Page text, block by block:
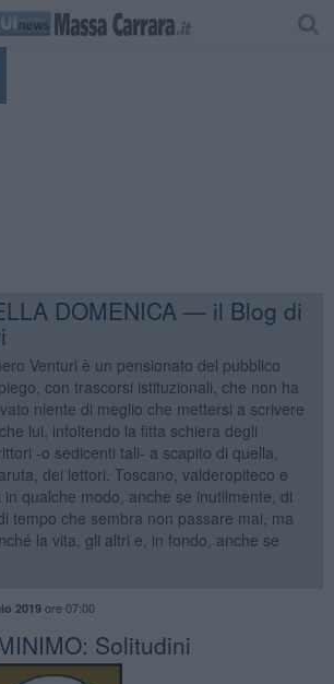
DOMENICA — il Blog di
Venturi è un pensionato del pubblico
con trascorsi istituzionali, che non ha
niente di meglio che mettersi a scrivere
lui, infoltendo la fitta schiera degli
-o sedicenti tali- a scapito di quella,
dei lettori. Toscano, valderopiteco e
qualche modo, anche se inutilmente, di
tempo che sembra non passare mai, ma
la vita, gli altri e, in fondo, anche se
2019ore 07:00
Solitudini